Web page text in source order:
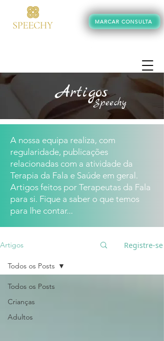
MARCAR CONSULTA
ArtigosSpeechy
A nossa equipa realiza, com
regularidade, publicações
relacionadas com a atividade da
Terapia da Fala e Saúde em geral.
Artigos feitos por Terapeutas da Fala
para si. Fique a saber o que temos
para lhe contar...
Artigos Registre-se
Todos os Posts
Crianças
Adultos
Todos os Posts